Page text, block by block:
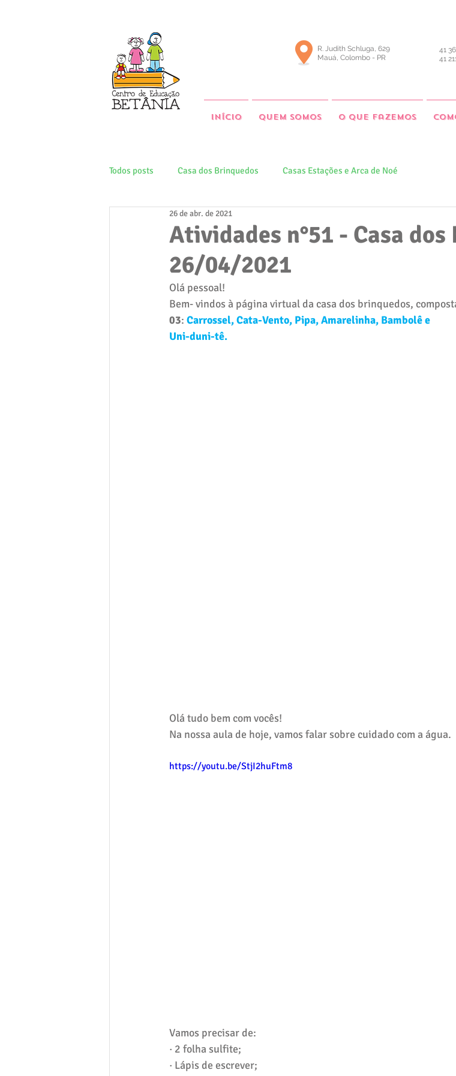
R. Judith Schluga, 629
Mauá, Colombo - PR
41
41
Início Quem somos O que fazemos
Todos posts Casa dos Brinquedos Casas Estações e Arca de Noé
Atividades n°51 - Casa
26/04/2021
26 de abr. de 2021
Olá pessoal!
Bem- vindos à página virtual da casa dos brinquedos,
03: Carrossel, Cata-Vento, Pipa, Amarelinha, Bambolê e
Uni-duni-tê.
Olá tudo bem com vocês!
Na nossa aula de hoje, vamos falar sobre cuidado com a água.
https://youtu.be/StjI2huFtm8
Vamos precisar de:
· 2 folha sulfite;
· Lápis de escrever;